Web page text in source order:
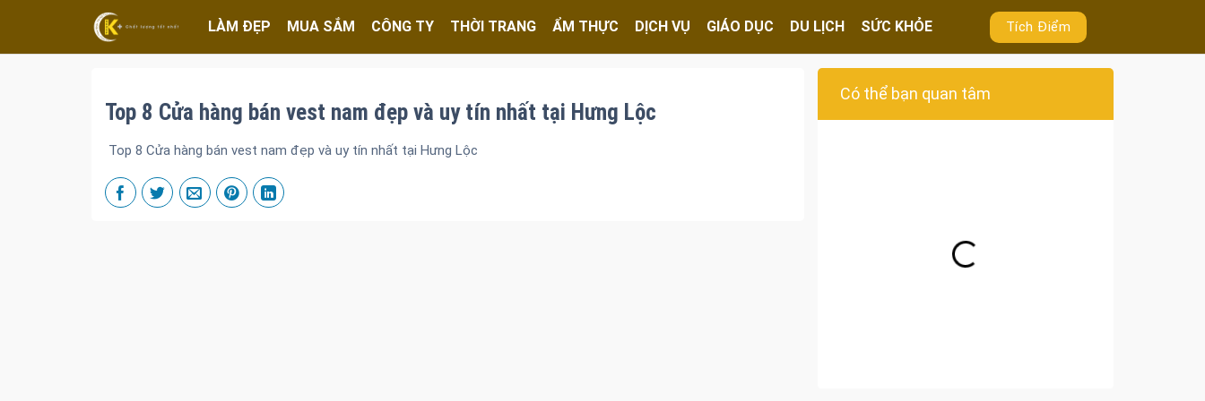
LÀM ĐẸP MUA SẮM CÔNG TY THỜI TRANG ẨM THỰC DỊCH VỤ GIÁO DỤC DU LỊCH SỨC KHỎE Tích Điểm
Top 8 Cửa hàng bán vest nam đẹp và uy tín nhất tại Hưng Lộc
Top 8 Cửa hàng bán vest nam đẹp và uy tín nhất tại Hưng Lộc
Có thể bạn quan tâm